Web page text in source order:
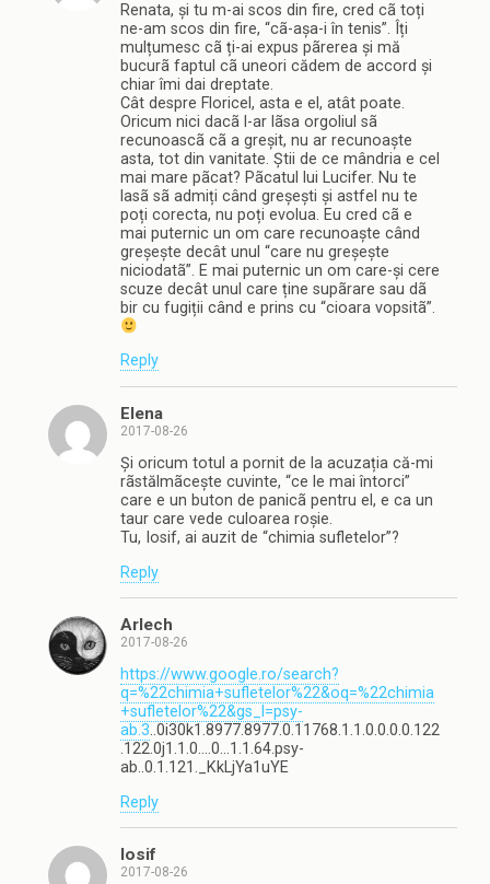
Renata, și tu m-ai scos din fire, cred cã toți
ne-am scos din fire, “cã-așa-i în tenis”. Îți
mulțumesc cã ți-ai expus pãrerea și mă
bucurã faptul cã uneori cădem de accord și
chiar îmi dai dreptate.
Cât despre Floricel, asta e el, atât poate.
Oricum nici dacã l-ar lãsa orgoliul sã
recunoascã cã a greșit, nu ar recunoaște
asta, tot din vanitate. Știi de ce mândria e cel
mai mare pãcat? Pãcatul lui Lucifer. Nu te
lasã sã admiți când greșești și astfel nu te
poți corecta, nu poți evolua. Eu cred cã e
mai puternic un om care recunoaște când
greșește decât unul “care nu greșește
niciodatã”. E mai puternic un om care-și cere
scuze decât unul care ține supãrare sau dã
bir cu fugiții când e prins cu “cioara vopsitã”.
Reply
Elena
2017-08-26
Și oricum totul a pornit de la acuzația că-mi
rãstălmãcește cuvinte, “ce le mai întorci”
care e un buton de panicã pentru el, e ca un
taur care vede culoarea roșie.
Tu, Iosif, ai auzit de “chimia sufletelor”?
Reply
Arlech
2017-08-26
https://www.google.ro/search?
q=%22chimia+sufletelor%22&oq=%22chimia
+sufletelor%22&gs_l=psy-
ab.3..0i30k1.8977.8977.0.11768.1.1.0.0.0.0.122
.122.0j1.1.0….0…1.1.64.psy-
ab..0.1.121._KkLjYa1uYE
Reply
Iosif
2017-08-26